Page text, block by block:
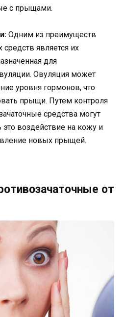
с прыщами.
Одним из преимуществ
средств является их
для
Овуляция может
уровня гормонов, что
прыщи. Путем контроля
средства могут
воздействие на кожу и
новых прыщей.
от